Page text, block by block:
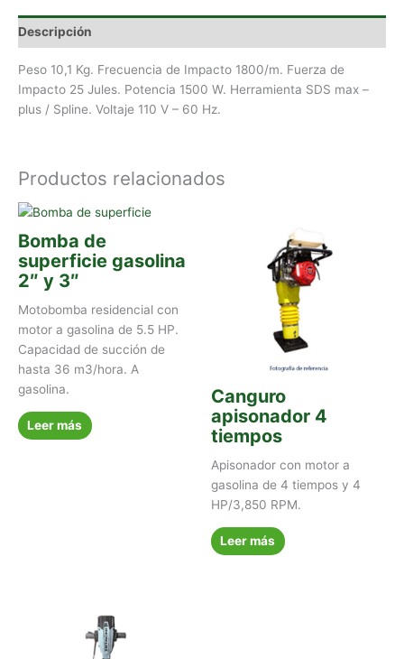
Descripción
Peso 10,1 Kg. Frecuencia de Impacto 1800/m. Fuerza de
Impacto 25 Jules. Potencia 1500 W. Herramienta SDS max –
plus / Spline. Voltaje 110 V – 60 Hz.
Productos relacionados
Bomba de
superficie gasolina
2″ y 3″
Motobomba residencial con
motor a gasolina de 5.5 HP.
Capacidad de succión de
hasta 36 m3/hora. A
gasolina.
Leer más
Canguro
apisonador 4
tiempos
Apisonador con motor a
gasolina de 4 tiempos y 4
HP/3,850 RPM.
Leer más